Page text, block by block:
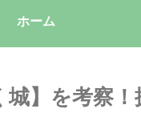
ホーム
城】を考察